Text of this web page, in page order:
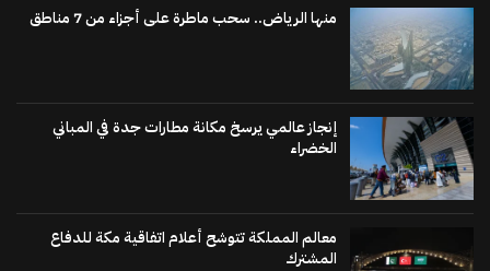
منها الرياض.. سحب ماطرة على أجزاء من 7 مناطق
إنجاز عالمي يرسخ مكانة مطارات جدة في المباني
الخضراء
معالم المملكة تتوشح أعلام اتفاقية مكة للدفاع
المشترك